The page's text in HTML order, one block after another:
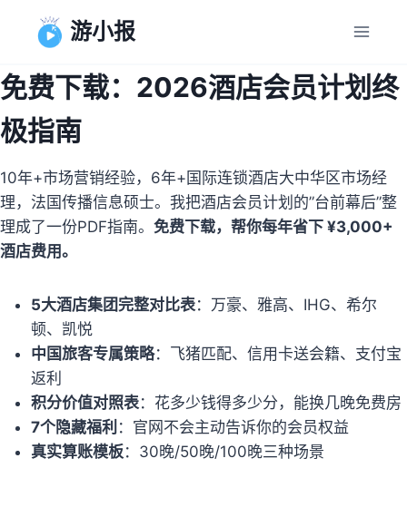
容
游小报
免费下载：2026酒店会员计划终
极指南
10年+市场营销经验，6年+国际连锁酒店大中华区市场经
理，法国传播信息硕士。我把酒店会员计划的”台前幕后”整
理成了一份PDF指南。 免费下载，帮你每年省下 ¥3,000+
酒店费用。
5大酒店集团完整对比表：万豪、雅高、IHG、希尔
顿、凯悦
中国旅客专属策略：飞猪匹配、信用卡送会籍、支付宝
返利
积分价值对照表：花多少钱得多少分，能换几晚免费房
7个隐藏福利 ：官网不会主动告诉你的会员权益
真实算账模板：30晚/50晚/100晚三种场景